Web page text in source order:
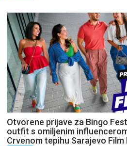
Otvorene prijave za Bingo
outfit s omiljenim
Crvenom tepihu Sarajevo Film